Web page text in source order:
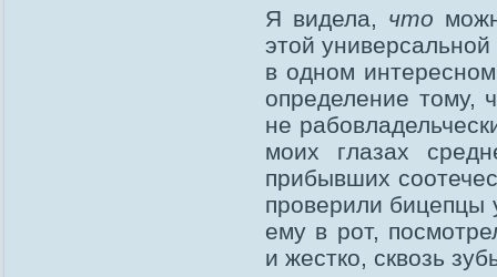
Я видела, что
этой
в одном
определение тому,
не
моих глазах
прибывших
проверили бицепцы
ему в рот,
и жестко, сквозь